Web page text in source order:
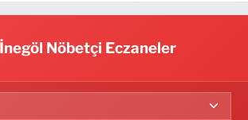
Nöbetçi Eczaneler